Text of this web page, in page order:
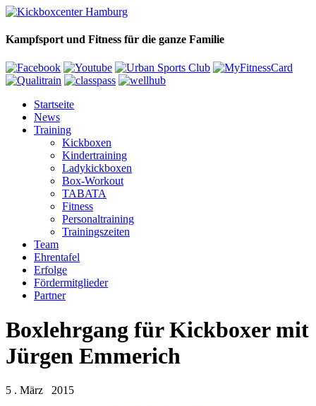
Kampfsport und Fitness für die ganze Familie
Startseite
News
Training
Kickboxen
Kindertraining
Ladykickboxen
Box-Workout
TABATA
Fitness
Personaltraining
Trainingszeiten
Team
Ehrentafel
Erfolge
Fördermitglieder
Partner
Boxlehrgang für Kickboxer mit
Jürgen Emmerich
5 . März 2015